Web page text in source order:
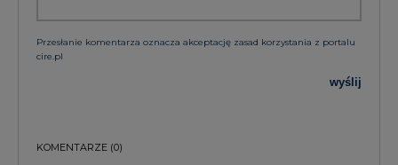
Przesłanie komentarza oznacza akceptację zasad korzystania z portalu
cire.pl
wyślij
KOMENTARZE (0)